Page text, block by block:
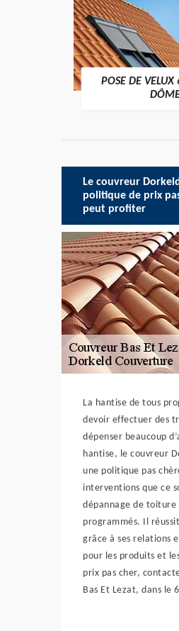
POSE DE VELUX
Le couvreur
politique de prix
peut profiter
La hantise de tous
devoir effectuer des
dépenser beaucoup
hantise, le couvreur
une politique pas
interventions que ce
dépannage de toiture
programmés. Il
grâce à ses relations
pour les produits et
prix pas cher,
Bas Et Lezat, dans le